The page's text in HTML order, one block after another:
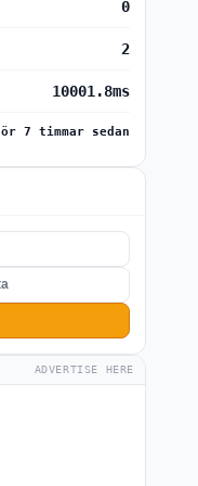
0
2
10001.8ms
7 timmar sedan
ADVERTISE HERE